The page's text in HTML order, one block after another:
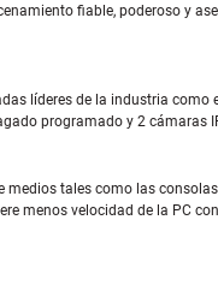
fiable, poderoso y
líderes de la industria como
programado y 2 cámaras
tales como las
menos velocidad de la PC